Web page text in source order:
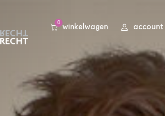
0
winkelwagen account